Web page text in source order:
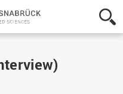
Hochschule
Osnabrück
-